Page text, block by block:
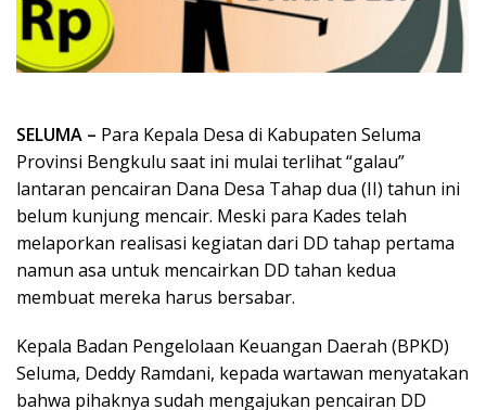
SELUMA – Para Kepala Desa di Kabupaten Seluma
Provinsi Bengkulu saat ini mulai terlihat “galau”
lantaran pencairan Dana Desa Tahap dua (II) tahun ini
belum kunjung mencair. Meski para Kades telah
melaporkan realisasi kegiatan dari DD tahap pertama
namun asa untuk mencairkan DD tahan kedua
membuat mereka harus bersabar.
Kepala Badan Pengelolaan Keuangan Daerah (BPKD)
Seluma, Deddy Ramdani, kepada wartawan menyatakan
bahwa pihaknya sudah mengajukan pencairan DD